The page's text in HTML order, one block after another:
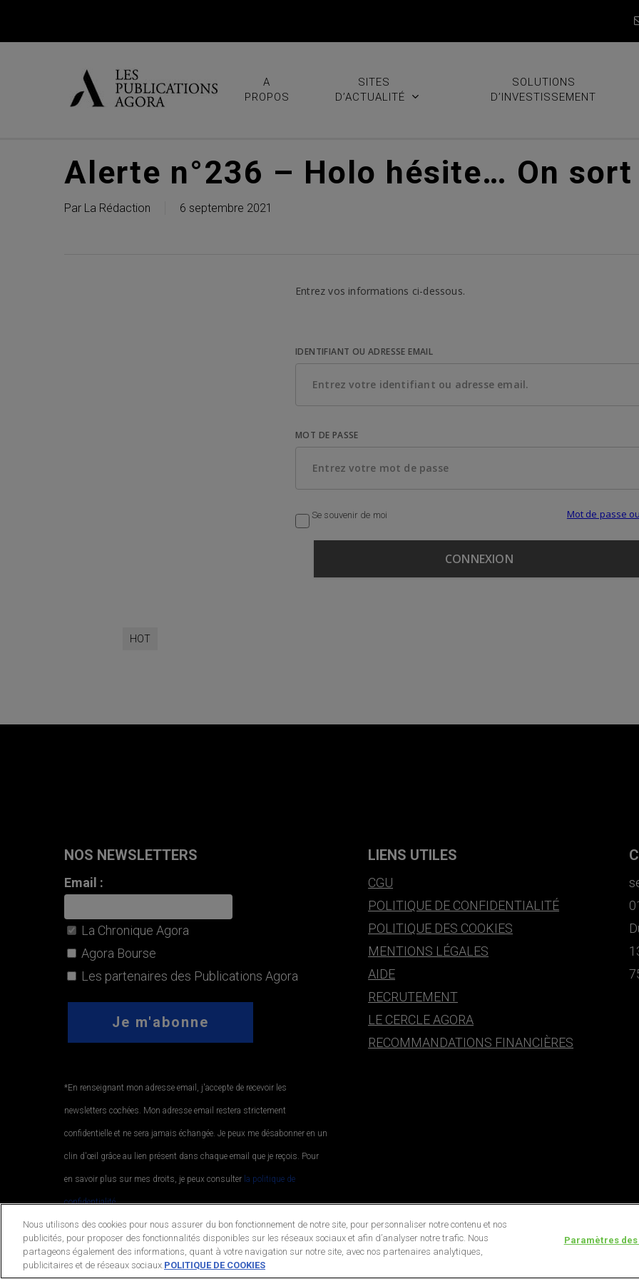
A
PROPOS
SITES
D’ACTUALITÉ
SOLUTIONS
D’INVESTISSEMENT
Alerte n°236 – Holo hésite… On sort
Par La Rédaction 6 septembre 2021
Entrez vos informations ci-dessous.
IDENTIFIANT OU ADRESSE EMAIL
MOT DE PASSE
Se souvenir de moi Mot de passe
HOT
NOS NEWSLETTERS
Email :
La Chronique Agora
Agora Bourse
Les partenaires des Publications Agora
*En renseignant mon adresse email, j'accepte de recevoir les
newsletters cochées. Mon adresse email restera strictement
confidentielle et ne sera jamais échangée. Je peux me désabonner en un
clin d'œil grâce au lien présent dans chaque email que je reçois. Pour
en savoir plus sur mes droits, je peux consulter la politique de
confidentialité..
LIENS UTILES
CGU
POLITIQUE DE CONFIDENTIALITÉ
POLITIQUE DES COOKIES
MENTIONS LÉGALES
AIDE
RECRUTEMENT
LE CERCLE AGORA
RECOMMANDATIONS FINANCIÈRES
© 2026 Publications Agora. All Rights Reserved.
Nous utilisons des cookies pour nous assurer du bon fonctionnement de notre site, pour personnaliser notre contenu et nos
publicités, pour proposer des fonctionnalités disponibles sur les réseaux sociaux et afin d’analyser notre trafic. Nous
partageons également des informations, quant à votre navigation sur notre site, avec nos partenaires analytiques,
publicitaires et de réseaux sociaux.POLITIQUE DE COOKIES
Paramètres